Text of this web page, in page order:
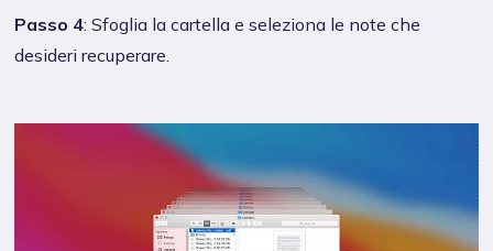
Passo 4: Sfoglia la cartella e seleziona le note che
desideri recuperare.